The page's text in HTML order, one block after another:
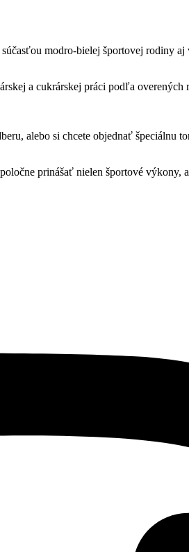
modro-bielej športovej rodiny aj
a cukrárskej práci podľa overených
alebo si chcete objednať špeciálnu
prinášať nielen športové výkony,